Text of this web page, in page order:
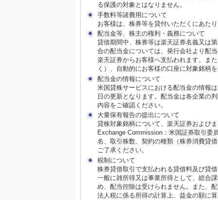
る保護の対象とはなりません。
手数料等諸費用について
お客様は、株券等を貸付いただくにあた
配当金等、株主の権利・義務について
貸借期間中、株券等は楽天証券名義又は
合の配当金については、発行会社より配
楽天証券からお客様へ支払われます。ま
く）、自動的にお客様の口座に対象銘柄
配当金の情報について
米国貸株サービスにおける配当金の情報
日の更新となります。配当金は各企業の
内容をご確認ください。
大量保有報告の提出について
貸株対象銘柄について、楽天証券および
Exchange Commission：米国証券取引委
名、取引株数、契約の種類（株券消費貸
ご了承ください。
税制について
株券貸借取引で支払われる貸借料及び貸
一般に雑所得又は事業所得として、総合
め、配当控除は受けられません。また、
法人税に係る所得の計算上、益金の額に